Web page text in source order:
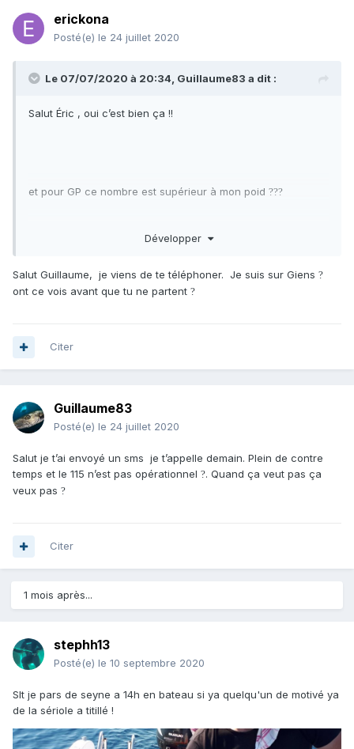
erickona
Posté(e) le 24 juillet 2020
Le 07/07/2020 à 20:34, Guillaume83 a dit :
Salut Éric , oui c’est bien ça !!
et pour GP ce nombre est supérieur à mon poid ???
je vais bientôt te contacter GP??
Développer
Salut Guillaume, je viens de te téléphoner. Je suis sur Giens ?
ont ce vois avant que tu ne partent ?
Citer
Guillaume83
Posté(e) le 24 juillet 2020
Salut je t’ai envoyé un sms je t’appelle demain. Plein de contre
temps et le 115 n’est pas opérationnel ?. Quand ça veut pas ça
veux pas ?
Citer
1 mois après...
stephh13
Posté(e) le 10 septembre 2020
Slt je pars de seyne a 14h en bateau si ya quelqu'un de motivé ya
de la sériole a titillé !